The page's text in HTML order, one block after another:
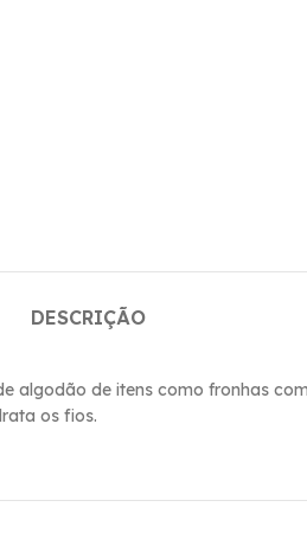
DESCRIÇÃO
de itens como fronhas
os fios.